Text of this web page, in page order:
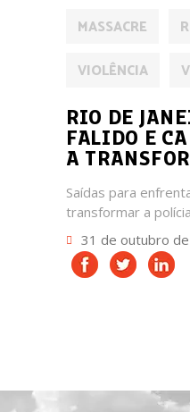
MASSACRE
VIOLÊNCIA
RIO DE
FALIDO E
A
Saídas para
transformar a polícia
31 de outubro